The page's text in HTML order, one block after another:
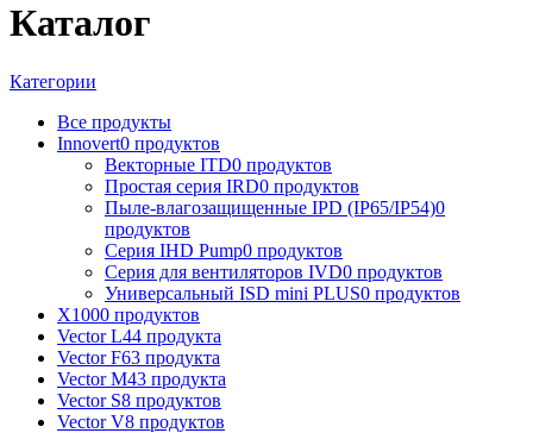
Каталог
Категории
Все продукты
Innovert0 продуктов
Векторные ITD0 продуктов
Простая серия IRD0 продуктов
Пыле-влагозащищенные IPD (IP65/IP54)0
продуктов
Серия IHD Pump0 продуктов
Серия для вентиляторов IVD0 продуктов
Универсальный ISD mini PLUS0 продуктов
X1000 продуктов
Vector L44 продукта
Vector F63 продукта
Vector M43 продукта
Vector S8 продуктов
Vector V8 продуктов